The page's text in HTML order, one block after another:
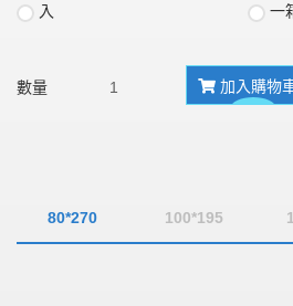
入
一
數量 加入購物
80*270 100*195